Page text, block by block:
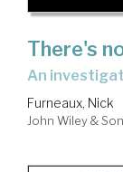
There's
an
Furneaux, Nick
John Wiley &